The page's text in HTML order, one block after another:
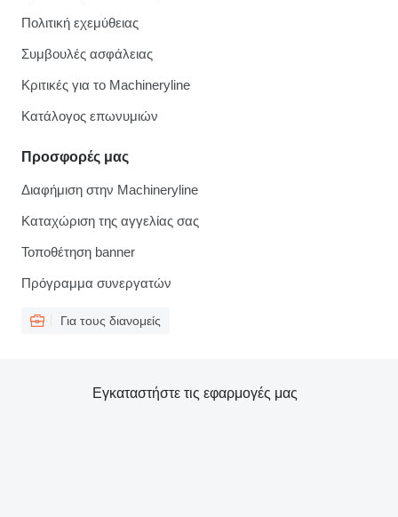
Πολιτική εχεμύθειας
Συμβουλές ασφάλειας
Κριτικές για το Machineryline
Κατάλογος επωνυμιών
Προσφορές μας
Διαφήμιση στην Machineryline
Καταχώριση της αγγελίας σας
Τοποθέτηση banner
Πρόγραμμα συνεργατών
Για τους διανομείς
Εγκαταστήστε τις εφαρμογές μας